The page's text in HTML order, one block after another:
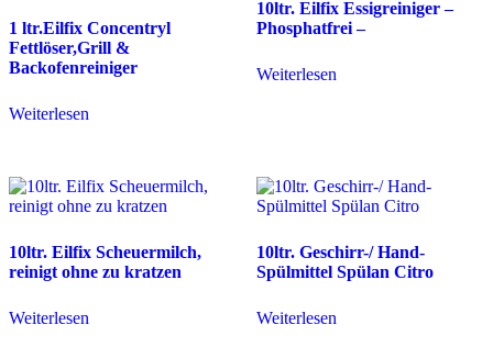
1 ltr.Eilfix Concentryl
Fettlöser,Grill &
Backofenreiniger
Weiterlesen
10ltr. Eilfix Essigreiniger –
Phosphatfrei –
Weiterlesen
10ltr. Eilfix Scheuermilch,
reinigt ohne zu kratzen
Weiterlesen
10ltr. Geschirr-/ Hand-
Spülmittel Spülan Citro
Weiterlesen